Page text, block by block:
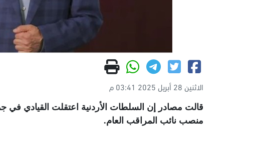
الاثنين 28 أبريل 2025 03:41 م
قالت مصادر إن السلطات الأردنية اعتقلت القيادي في
منصب نائب المراقب العام.